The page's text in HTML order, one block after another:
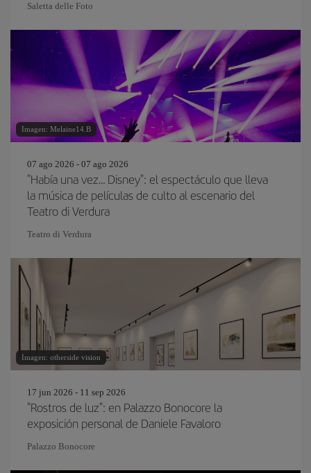
Saletta delle Foto
Imagen: Melaine14.B
07 ago 2026 - 07 ago 2026
"Había una vez… Disney": el espectáculo que lleva
la música de películas de culto al escenario del
Teatro di Verdura
Teatro di Verdura
Imagen: otherside vision
17 jun 2026 - 11 sep 2026
"Rostros de luz": en Palazzo Bonocore la
exposición personal de Daniele Favaloro
Palazzo Bonocore